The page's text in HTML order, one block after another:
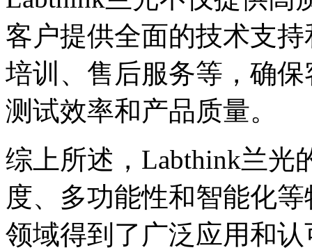
客户提供全面的技术支
培训、售后服务等，确
测试效率和产品质量。
综上所述，Labthink兰光
度、多功能性和智能化
领域得到了广泛应用和认